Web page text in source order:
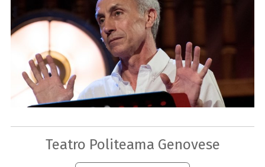
Teatro Politeama Genovese